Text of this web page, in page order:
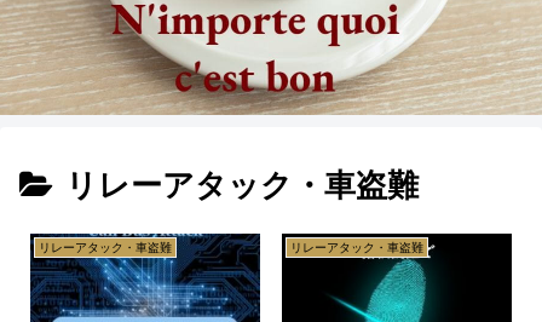
リレーアタック・車盗難
リレーアタック・車盗難 リレーアタック・車盗難